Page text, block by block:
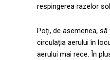
respingerea razelor
Poți, de asemenea,
circulația aerului în
aerului mai rece. În